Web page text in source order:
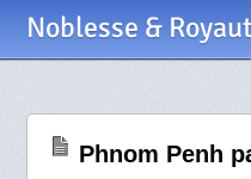
Noblesse &
Phnom Penh